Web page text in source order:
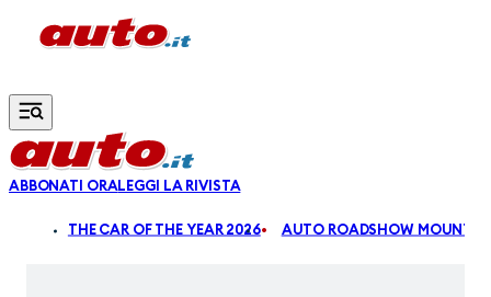
Vai al contenuto principale
ABBONATI ORALEGGI LA RIVISTA
THE CAR OF THE YEAR 2026 AUTO ROADSHOW